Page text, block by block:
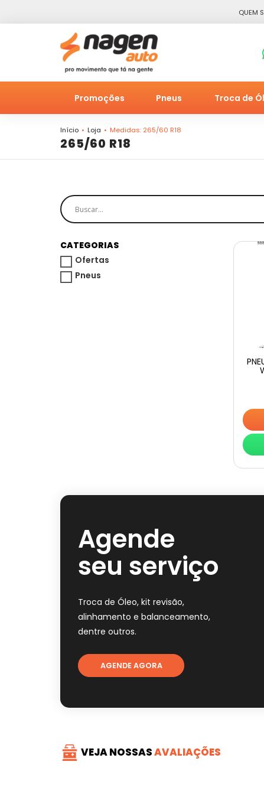
QUEM
Promoções Pneus Troca de
Início Loja Medidas: 265/60 R18
265/60 R18
CATEGORIAS
Ofertas
Pneus
Agende
seu serviço
Troca de Óleo, kit revisão,
alinhamento e balanceamento,
dentre outros.
AGENDE AGORA
VEJA NOSSASAVALIAÇÕES